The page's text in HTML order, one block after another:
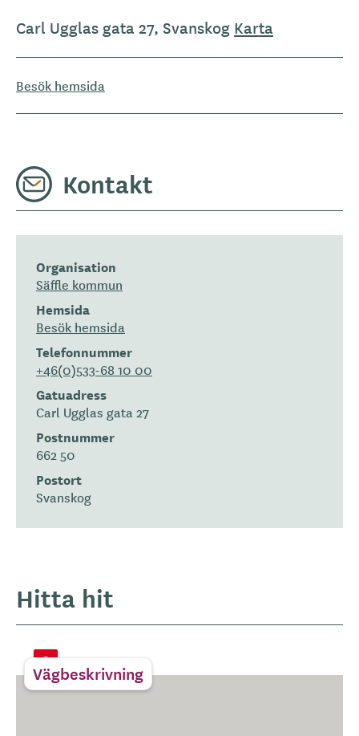
Carl Ugglas gata 27, Svanskog Karta
Besök hemsida
Kontakt
Organisation
Säffle kommun
Hemsida
Besök hemsida
Telefonnummer
+46(0)533-68 10 00
Gatuadress
Carl Ugglas gata 27
Postnummer
662 50
Postort
Svanskog
Hitta hit
Vägbeskrivning